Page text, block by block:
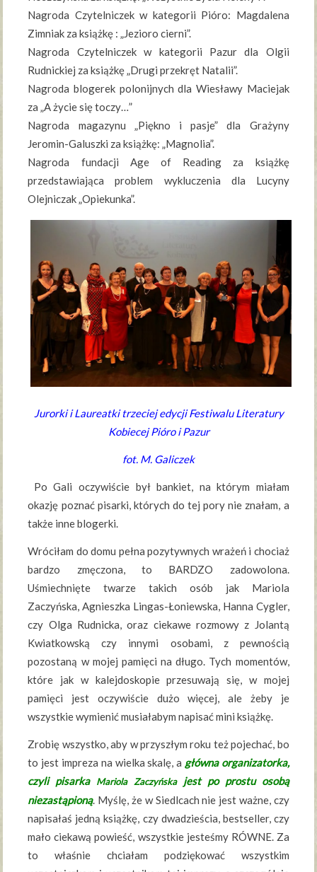
Nagroda Czytelniczek w kategorii Pióro: Magdalena
Zimniak za książkę : „Jezioro cierni”.
Nagroda Czytelniczek w kategorii Pazur dla Olgii
Rudnickiej za książkę „Drugi przekręt Natalii”.
Nagroda blogerek polonijnych dla Wiesławy Maciejak
za „A życie się toczy…”
Nagroda magazynu „Piękno i pasje” dla Grażyny
Jeromin-Galuszki za książkę: „Magnolia”.
Nagroda fundacji Age of Reading za książkę
przedstawiająca problem wykluczenia dla Lucyny
Olejniczak „Opiekunka”.
Jurorki i Laureatki trzeciej edycji Festiwalu Literatury
Kobiecej Pióro i Pazur
fot. M. Galiczek
Po Gali oczywiście był bankiet, na którym miałam
okazję poznać pisarki, których do tej pory nie znałam, a
także inne blogerki.
Wróciłam do domu pełna pozytywnych wrażeń i chociaż
bardzo zmęczona, to BARDZO zadowolona.
Uśmiechnięte twarze takich osób jak Mariola
Zaczyńska, Agnieszka Lingas-Łoniewska, Hanna Cygler,
czy Olga Rudnicka, oraz ciekawe rozmowy z Jolantą
Kwiatkowską czy innymi osobami, z pewnością
pozostaną w mojej pamięci na długo. Tych momentów,
które jak w kalejdoskopie przesuwają się, w mojej
pamięci jest oczywiście dużo więcej, ale żeby je
wszystkie wymienić musiałabym napisać mini książkę.
Zrobię wszystko, aby w przyszłym roku też pojechać, bo
to jest impreza na wielka skalę, a główna organizatorka,
czyli pisarka Mariola Zaczyńskajest po prostu osobą
niezastąpioną. Myślę, że w Siedlcach nie jest ważne, czy
napisałaś jedną książkę, czy dwadzieścia, bestseller, czy
mało ciekawą powieść, wszystkie jesteśmy RÓWNE. Za
to właśnie chciałam podziękować wszystkim